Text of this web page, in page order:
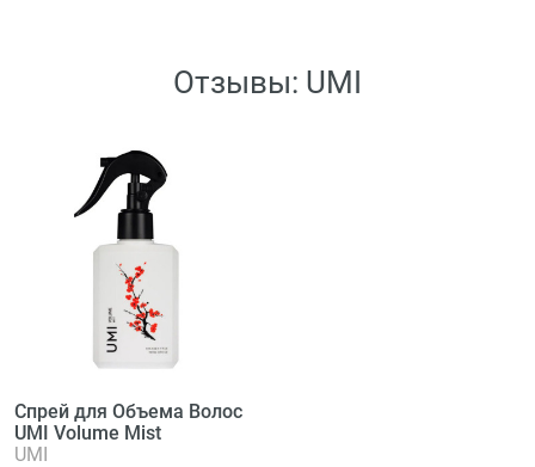
Отзывы: UMI
Спрей для Объема Волос
UMI Volume Mist
UMI